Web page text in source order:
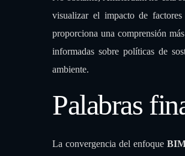
No obstante, Ámsterdam no está
visualizar el impacto de
proporciona una comprensión
informadas sobre políticas de
Palabras